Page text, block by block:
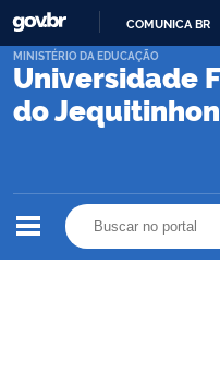
COMUNICA BR
Universidade
do
MINISTÉRIO DA EDUCAÇÃO